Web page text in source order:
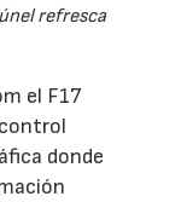
refresca
el F17
donde